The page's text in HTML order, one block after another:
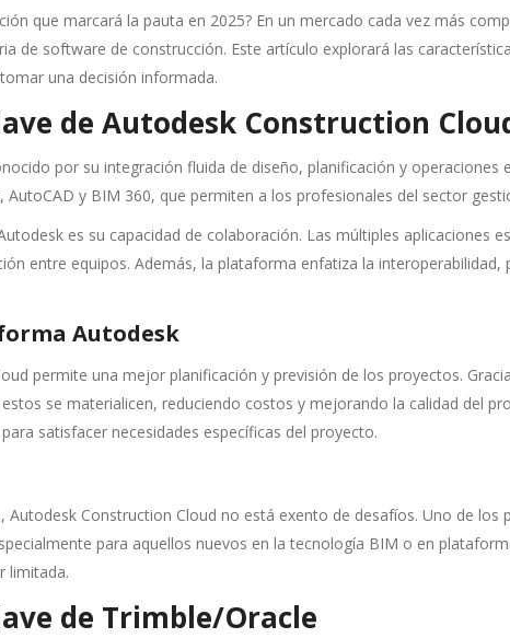
que marcará la pauta en 2025? En un mercado cada vez más
de software de construcción. Este artículo explorará las
una decisión informada.
de Autodesk Construction
por su integración fluida de diseño, planificación y
AutoCAD y BIM 360, que permiten a los profesionales del sector
es su capacidad de colaboración. Las múltiples
entre equipos. Además, la plataforma enfatiza la
Autodesk
permite una mejor planificación y previsión de los proyectos.
se materialicen, reduciendo costos y mejorando la calidad del
satisfacer necesidades específicas del proyecto.
Autodesk Construction Cloud no está exento de desafíos. Uno de
para aquellos nuevos en la tecnología BIM o en
limitada.
de Trimble/Oracle